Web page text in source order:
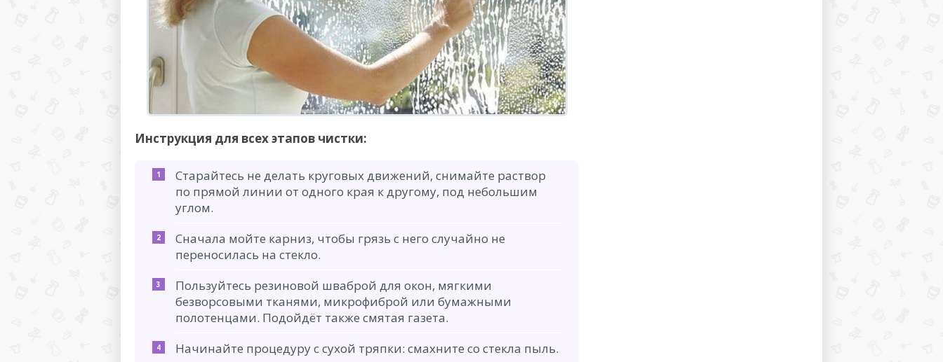
Инструкция для всех этапов чистки:
Старайтесь не делать круговых движений, снимайте раствор
по прямой линии от одного края к другому, под небольшим
углом.
Сначала мойте карниз, чтобы грязь с него случайно не
переносилась на стекло.
Пользуйтесь резиновой шваброй для окон, мягкими
безворсовыми тканями, микрофиброй или бумажными
полотенцами. Подойдёт также смятая газета.
Начинайте процедуру с сухой тряпки: смахните со стекла пыль.